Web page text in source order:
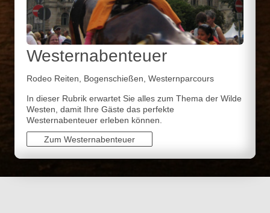
Westernabenteuer
Rodeo Reiten, Bogenschießen, Westernparcours
In dieser Rubrik erwartet Sie alles zum Thema der Wilde
Westen, damit Ihre Gäste das perfekte
Westernabenteuer erleben können.
Zum Westernabenteuer